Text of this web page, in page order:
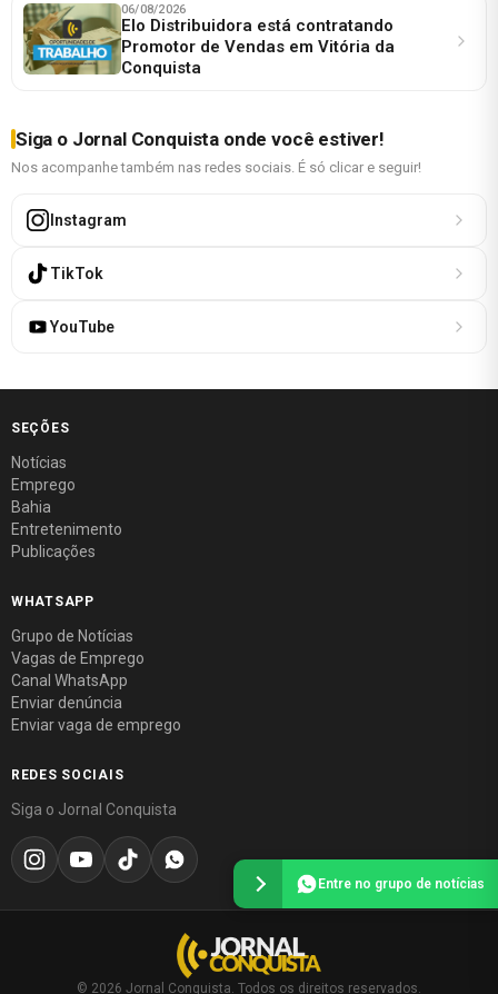
06/08/2026
Elo Distribuidora está contratando
Promotor de Vendas em Vitória da
Conquista
Siga o Jornal Conquista onde você estiver!
Nos acompanhe também nas redes sociais. É só clicar e seguir!
Instagram
TikTok
YouTube
SEÇÕES
Notícias
Emprego
Bahia
Entretenimento
Publicações
WHATSAPP
Grupo de Notícias
Vagas de Emprego
Canal WhatsApp
Enviar denúncia
Enviar vaga de emprego
REDES SOCIAIS
Siga o Jornal Conquista
© 2026 Jornal Conquista. Todos os direitos reservados.
Entre no grupo de notícias